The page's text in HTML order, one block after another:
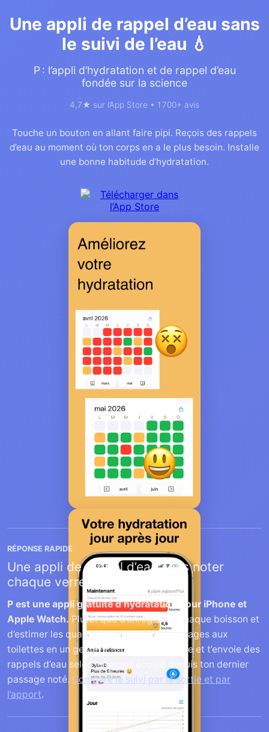
Une appli de rappel d’eau sans
le suivi de l’eau 💧
P : l’appli d’hydratation et de rappel d’eau
fondée sur la science
4,7★ sur l’App Store • 1 700+ avis
Touche un bouton en allant faire pipi. Reçois des rappels
d’eau au moment où ton corps en a le plus besoin. Installe
une bonne habitude d’hydratation.
RÉPONSE RAPIDE
Une appli de rappel d’eau sans noter
chaque verre
P est une appli gratuite d’hydratation pour iPhone et
Apple Watch. Plutôt que d’enregistrer chaque boisson et
d’estimer les quantités, tu notes tes passages aux
toilettes en un geste. P affiche ton rythme et t’envoie des
rappels d’eau selon le temps écoulé depuis ton dernier
passage noté. Compare le suivi par la sortie et par
l’apport.